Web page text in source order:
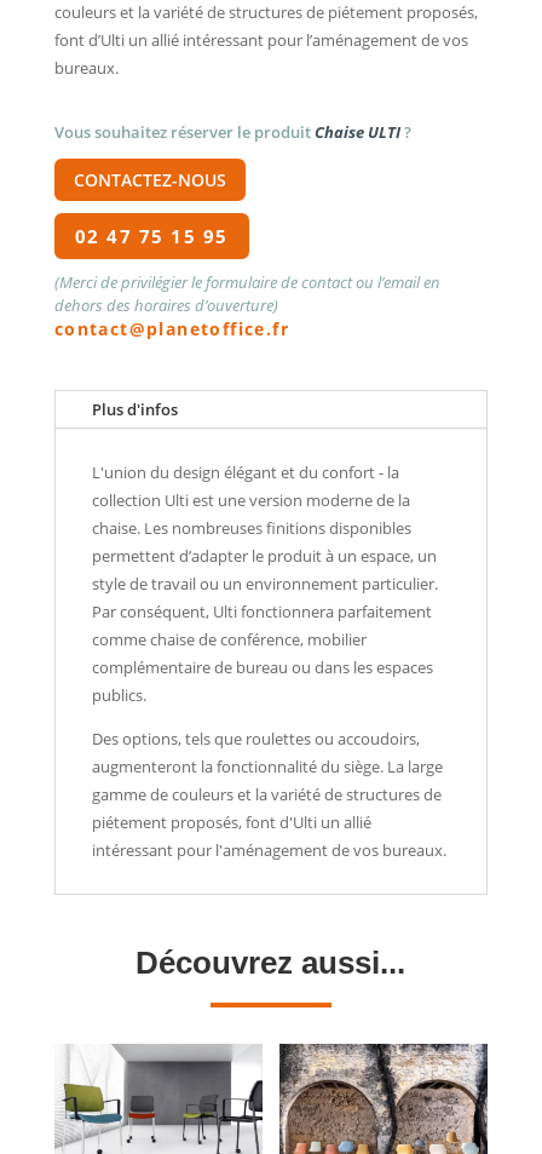
couleurs et la variété de structures de piétement proposés,
font d’Ulti un allié intéressant pour l’aménagement de vos
bureaux.
Vous souhaitez réserver le produitChaise ULTI?
CONTACTEZ-NOUS
02 47 75 15 95
(Merci de privilégier le formulaire de contact ou l’email en
dehors des horaires d’ouverture)
contact@planetoffice.fr
Plus d'infos
L'union du design élégant et du confort - la
collection Ulti est une version moderne de la
chaise. Les nombreuses finitions disponibles
permettent d’adapter le produit à un espace, un
style de travail ou un environnement particulier.
Par conséquent, Ulti fonctionnera parfaitement
comme chaise de conférence, mobilier
complémentaire de bureau ou dans les espaces
publics.
Des options, tels que roulettes ou accoudoirs,
augmenteront la fonctionnalité du siège. La large
gamme de couleurs et la variété de structures de
piétement proposés, font d'Ulti un allié
intéressant pour l'aménagement de vos bureaux.
Découvrez aussi...